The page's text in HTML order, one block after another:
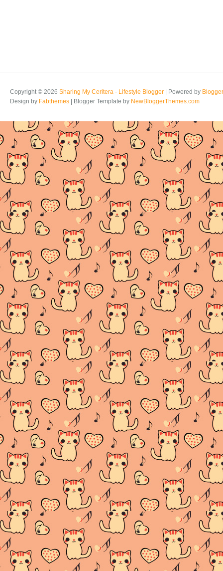
Copyright © 2026 Sharing My Ceritera - Lifestyle Blogger | Powered by Blogger
Design by Fabthemes | Blogger Template by NewBloggerThemes.com